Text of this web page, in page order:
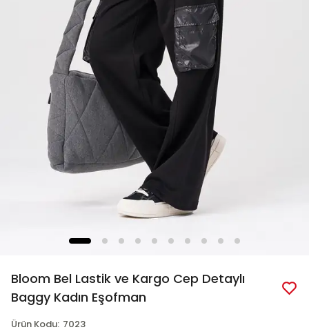
Bloom Bel Lastik ve Kargo Cep Detaylı
Baggy Kadın Eşofman
Ürün Kodu: 7023